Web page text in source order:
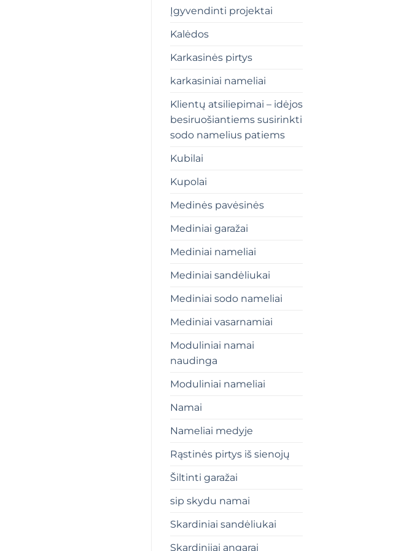
Įgyvendinti projektai
Kalėdos
Karkasinės pirtys
karkasiniai nameliai
Klientų atsiliepimai – idėjos
besiruošiantiems susirinkti
sodo namelius patiems
Kubilai
Kupolai
Medinės pavėsinės
Mediniai garažai
Mediniai nameliai
Mediniai sandėliukai
Mediniai sodo nameliai
Mediniai vasarnamiai
Moduliniai namai
naudinga
Moduliniai nameliai
Namai
Nameliai medyje
Rąstinės pirtys iš sienojų
Šiltinti garažai
sip skydu namai
Skardiniai sandėliukai
Skardiniiai angarai